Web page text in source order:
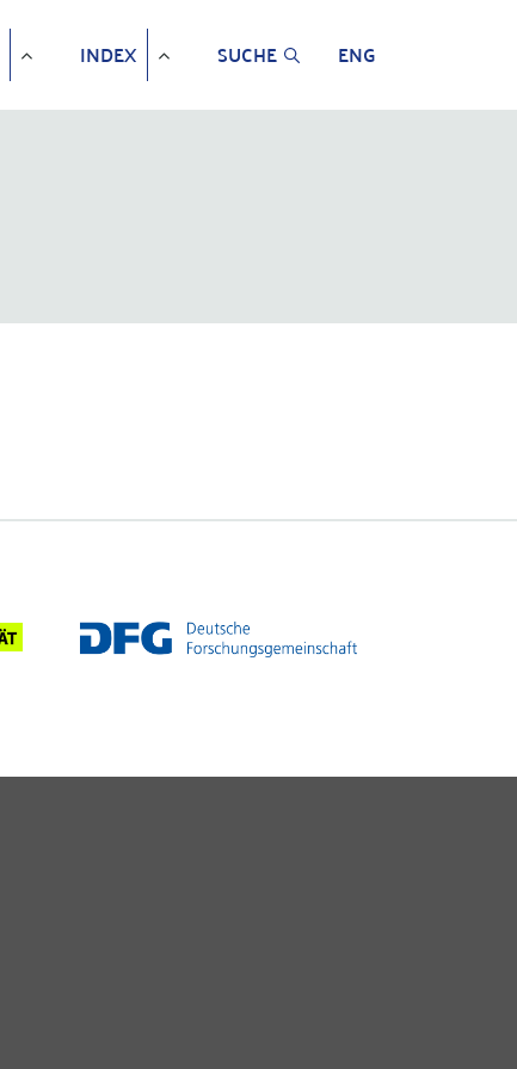
INDEX SUCHE ENG